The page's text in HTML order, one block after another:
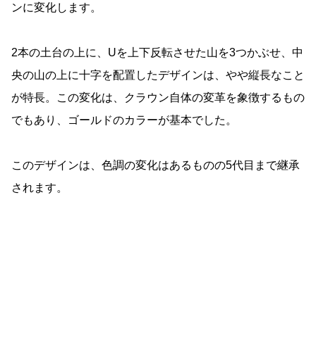
ンに変化します。
2本の土台の上に、Uを上下反転させた山を3つかぶせ、中
央の山の上に十字を配置したデザインは、やや縦長なこと
が特長。この変化は、クラウン自体の変革を象徴するもの
でもあり、ゴールドのカラーが基本でした。
このデザインは、色調の変化はあるものの5代目まで継承
されます。